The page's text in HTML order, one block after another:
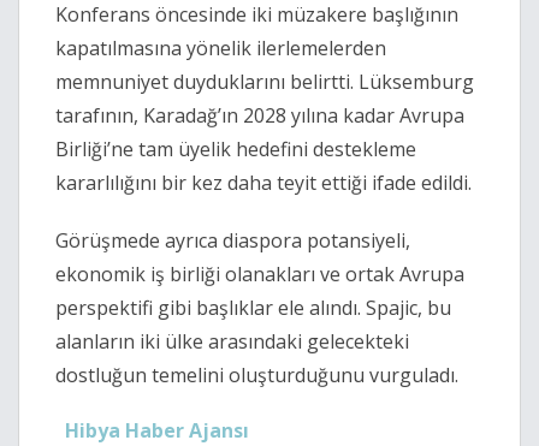
Konferans öncesinde iki müzakere başlığının
kapatılmasına yönelik ilerlemelerden
memnuniyet duyduklarını belirtti. Lüksemburg
tarafının, Karadağ’ın 2028 yılına kadar Avrupa
Birliği’ne tam üyelik hedefini destekleme
kararlılığını bir kez daha teyit ettiği ifade edildi.
Görüşmede ayrıca diaspora potansiyeli,
ekonomik iş birliği olanakları ve ortak Avrupa
perspektifi gibi başlıklar ele alındı. Spajic, bu
alanların iki ülke arasındaki gelecekteki
dostluğun temelini oluşturduğunu vurguladı.
Hibya Haber Ajansı